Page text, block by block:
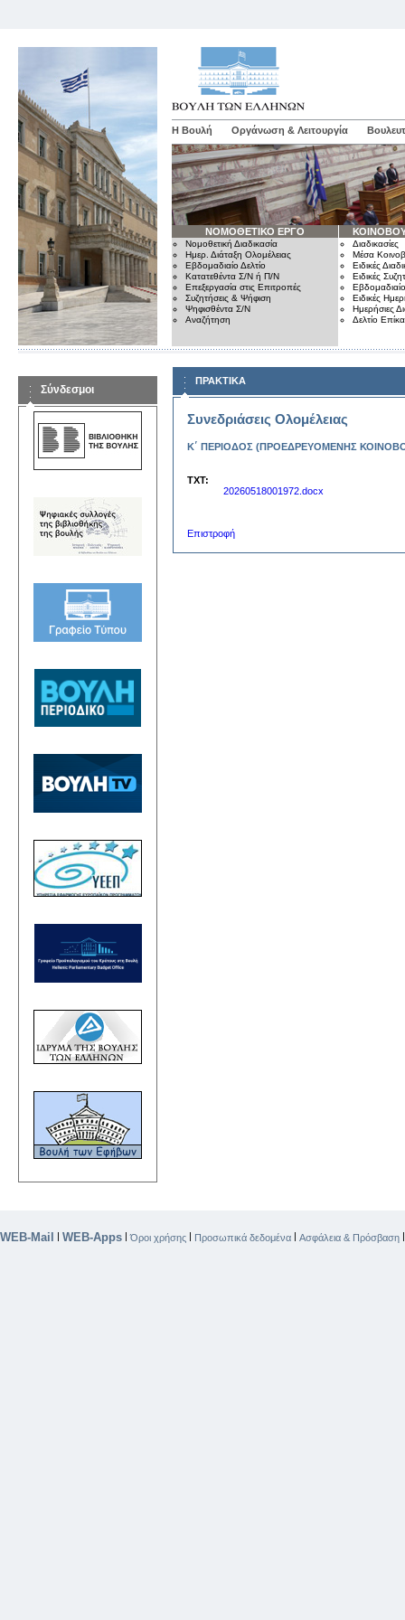
Η Βουλή Οργάνωση & Λειτουργία
ΝΟΜΟΘΕΤΙΚΟ ΕΡΓΟ
Νομοθετική Διαδικασία
Ημερ. Διάταξη Ολομέλειας
Εβδομαδιαίο Δελτίο
Κατατεθέντα Σ/Ν ή Π/Ν
Επεξεργασία στις Επιτροπές
Συζητήσεις & Ψήφιση
Ψηφισθέντα Σ/Ν
Αναζήτηση
Διαδικασίες
Μέσα
Ειδικές
Ειδικές
Εβδομαδιαίο
Ειδικές
Ημερήσιες
Δελτίο
Σύνδεσμοι
ΠΡΑΚΤΙΚΑ
Συνεδριάσεις Ολομέλειας
Κ΄ ΠΕΡΙΟΔΟΣ (ΠΡΟΕΔΡΕΥΟΜΕΝΗΣ
TXT:
20260518001972.docx
Επιστροφή
WEB-Mail WEB-Apps |Όροι χρήσης Προσωπικά δεδομένα Ασφάλεια & Πρόσβαση